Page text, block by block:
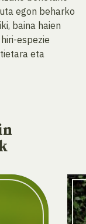
egon beharko
baina haien
espezie
eta